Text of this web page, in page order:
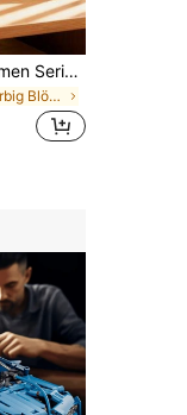
890+ Stücke Fotorahmen Serie Bauklötze Spielset, Grüße aus der Präfektur Kanagawa. Van Goghs "Sternennacht", Van Goghs Sonnenblumen, Milchstraße, können als Tischkunstdekoration verwendet werden. Vitrine, ideales Weihnachtsgeschenk für Büro, Halloween, Thanksgiving, Neujahr, Geburtstag
in Mehrfarbig Blöcke und Figuren für Erwachsene